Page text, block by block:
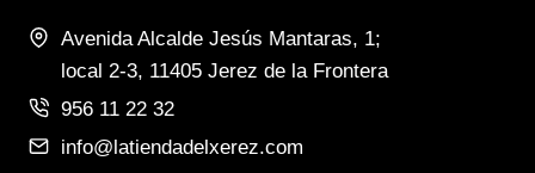
Avenida Alcalde Jesús Mantaras, 1;
local 2-3, 11405 Jerez de la Frontera
956 11 22 32
info@latiendadelxerez.com